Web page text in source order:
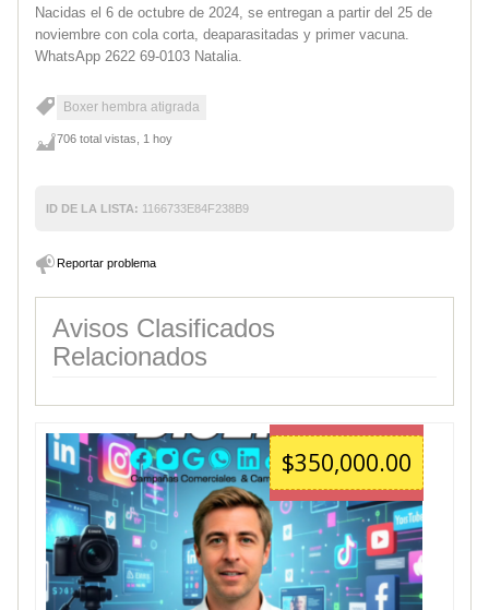
Nacidas el 6 de octubre de 2024, se entregan a partir del 25 de
noviembre con cola corta, deaparasitadas y primer vacuna.
WhatsApp 2622 69-0103 Natalia.
Boxer hembra atigrada
706 total vistas, 1 hoy
ID DE LA LISTA: 1166733E84F238B9
Reportar problema
Avisos Clasificados
Relacionados
$350,000.00